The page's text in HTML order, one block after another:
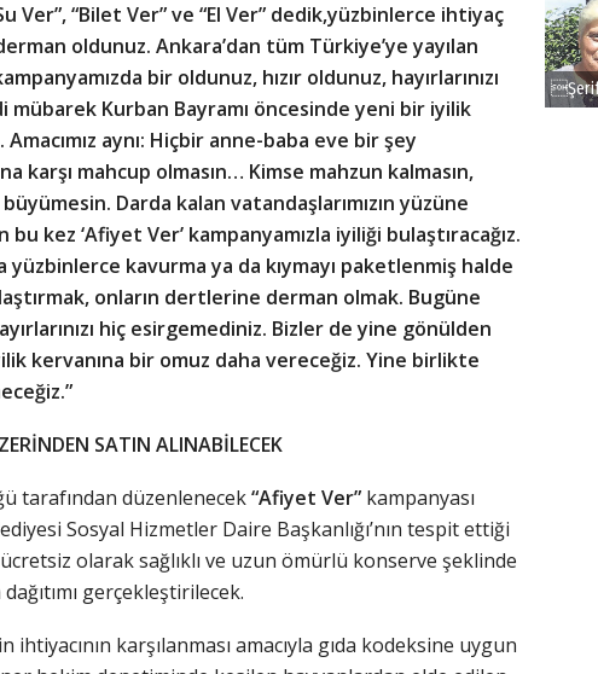
Ver”, “Bilet Ver” ve “El Ver” dedik,yüzbinlerce ihtiyaç
oldunuz. Ankara’dan tüm Türkiye’ye yayılan
bir oldunuz, hızır oldunuz, hayırlarınızı
Kurban Bayramı öncesinde yeni bir iyilik
aynı: Hiçbir anne-baba eve bir şey
karşı mahcup olmasın… Kimse mahzun kalmasın,
Darda kalan vatandaşlarımızın yüzüne
bu kez ‘Afiyet Ver’ kampanyamızla iyiliği bulaştıracağız.
yüzbinlerce kavurma ya da kıymayı paketlenmiş halde
onların dertlerine derman olmak. Bugüne
hiç esirgemediniz. Bizler de yine gönülden
kervanına bir omuz daha vereceğiz. Yine birlikte
SATIN ALINABİLECEK
tarafından düzenlenecek“Afiyet Ver” kampanyası
Sosyal Hizmetler Daire Başkanlığı’nın tespit ettiği
olarak sağlıklı ve uzun ömürlü konserve şeklinde
gerçekleştirilecek.
karşılanması amacıyla gıda kodeksine uygun